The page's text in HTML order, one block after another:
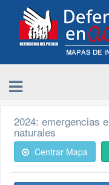
2024: emergencias
naturales
Centrar Mapa